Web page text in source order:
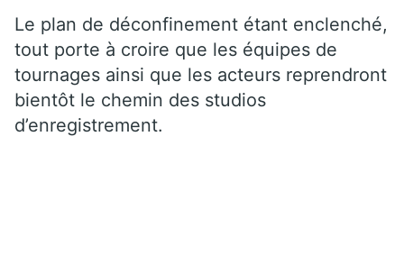
Le plan de déconfinement étant enclenché,
tout porte à croire que les équipes de
tournages ainsi que les acteurs reprendront
bientôt le chemin des studios
d’enregistrement.